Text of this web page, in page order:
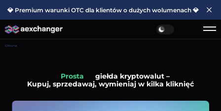
💎 Premium warunki OTC dla klientów o dużych wolumenach 💎
Główna
Prosta
giełda kryptowalut –
Kupuj, sprzedawaj, wymieniaj w kilka kliknięć